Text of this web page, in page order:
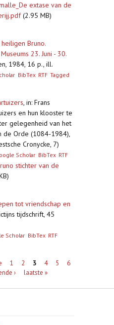
extase van de
(2.95 MB)
Bruno.
23. Juni - 30.
1984, 16 p., ill.
BibTex RTF Tagged
, in: Frans
en hun klooster te
gelegenheid van het
de Orde (1084-1984),
Cronycke, 7)
Scholar BibTex RTF
stichter van de
tot vriendschap en
tijdschrift, 45
Scholar BibTex RTF
1 2 3 4 5
6
› laatste »